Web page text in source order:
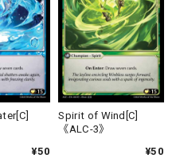
¥50
Spirit of Wind[C]
《ALC-3》
¥50